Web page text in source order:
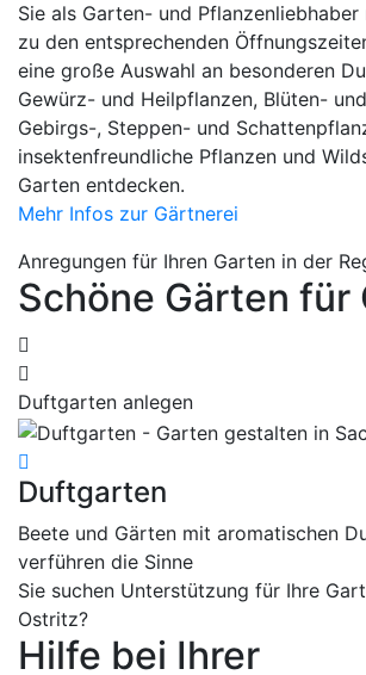
Sie als Garten- und Pflanzenliebhaber
zu den entsprechenden
eine große Auswahl an besonderen
Gewürz- und Heilpflanzen, Blüten-
Gebirgs-, Steppen- und
insektenfreundliche Pflanzen und
Garten entdecken.
Mehr Infos zur Gärtnerei
Anregungen für Ihren Garten in der
Schöne Gärten für
Duftgarten anlegen
Duftgarten
Beete und Gärten mit aromatischen
verführen die Sinne
Sie suchen Unterstützung für Ihre
Ostritz?
Hilfe bei Ihrer